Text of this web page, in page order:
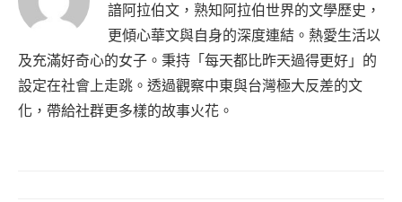
諳阿拉伯文，熟知阿拉伯世界的文學歷史，
更傾心華文與自身的深度連結。熱愛生活以
及充滿好奇心的女子。秉持「每天都比昨天過得更好」的
設定在社會上走跳。透過觀察中東與台灣極大反差的文
化，帶給社群更多樣的故事火花。